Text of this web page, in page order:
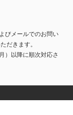
びメールでのお問い
だきます。
）以降に順次対応さ